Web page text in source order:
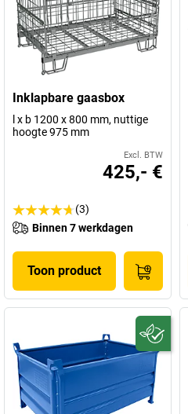
Inklapbare gaasbox
l x b 1200 x 800 mm, nuttige
hoogte 975 mm
Excl. BTW
425,- €
(3)
Binnen 7 werkdagen
Toon product